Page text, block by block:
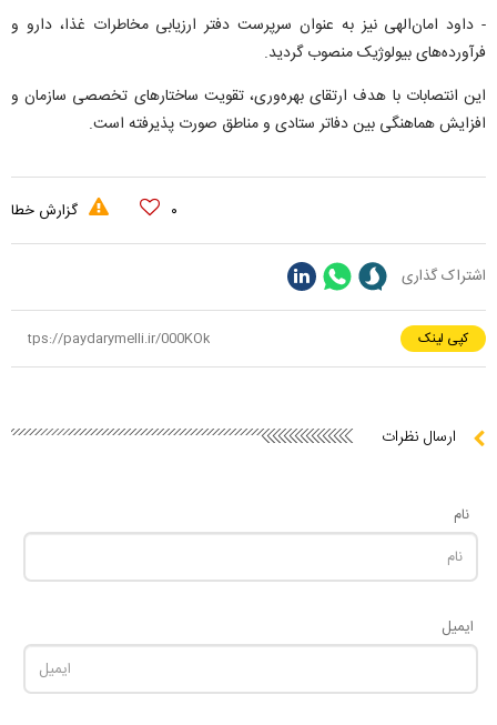
- داود امان‌الهی نیز به عنوان سرپرست دفتر ارزیابی مخاطرات غذا، دارو و
فرآورده‌های بیولوژیک منصوب گردید.
این انتصابات با هدف ارتقای بهره‌وری، تقویت ساختار‌های تخصصی سازمان و
افزایش هماهنگی بین دفاتر ستادی و مناطق صورت پذیرفته است.
۰ گزارش خطا
اشتراک گذاری
کپی لینک
ارسال نظرات
نام
ایمیل